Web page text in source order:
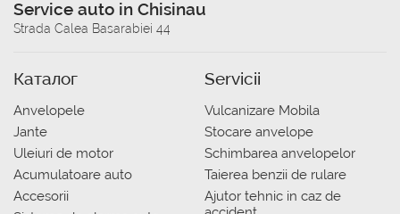
Service auto in Chisinau
Strada Calea Basarabiei 44
Каталог
Anvelopele
Jante
Uleiuri de motor
Acumulatoare auto
Accesorii
Servicii
Vulcanizare Mobila
Stocare anvelope
Schimbarea anvelopelor
Taierea benzii de rulare
Ajutor tehnic in caz de